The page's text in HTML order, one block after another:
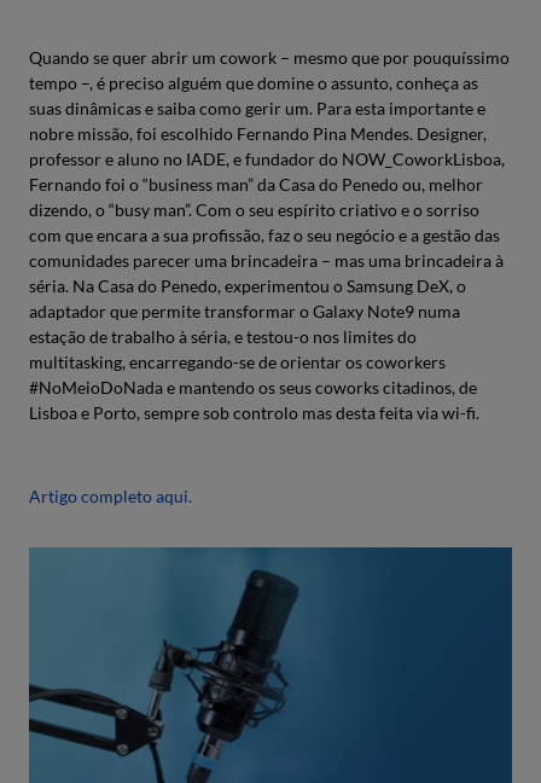
Quando se quer abrir um cowork – mesmo que por pouquíssimo
tempo –, é preciso alguém que domine o assunto, conheça as
suas dinâmicas e saiba como gerir um. Para esta importante e
nobre missão, foi escolhido Fernando Pina Mendes. Designer,
professor e aluno no IADE, e fundador do NOW_CoworkLisboa,
Fernando foi o “business man” da Casa do Penedo ou, melhor
dizendo, o “busy man”. Com o seu espírito criativo e o sorriso
com que encara a sua profissão, faz o seu negócio e a gestão das
comunidades parecer uma brincadeira – mas uma brincadeira à
séria. Na Casa do Penedo, experimentou o Samsung DeX, o
adaptador que permite transformar o Galaxy Note9 numa
estação de trabalho à séria, e testou-o nos limites do
multitasking, encarregando-se de orientar os coworkers
#NoMeioDoNada e mantendo os seus coworks citadinos, de
Lisboa e Porto, sempre sob controlo mas desta feita via wi-fi.
Artigo completo aqui.